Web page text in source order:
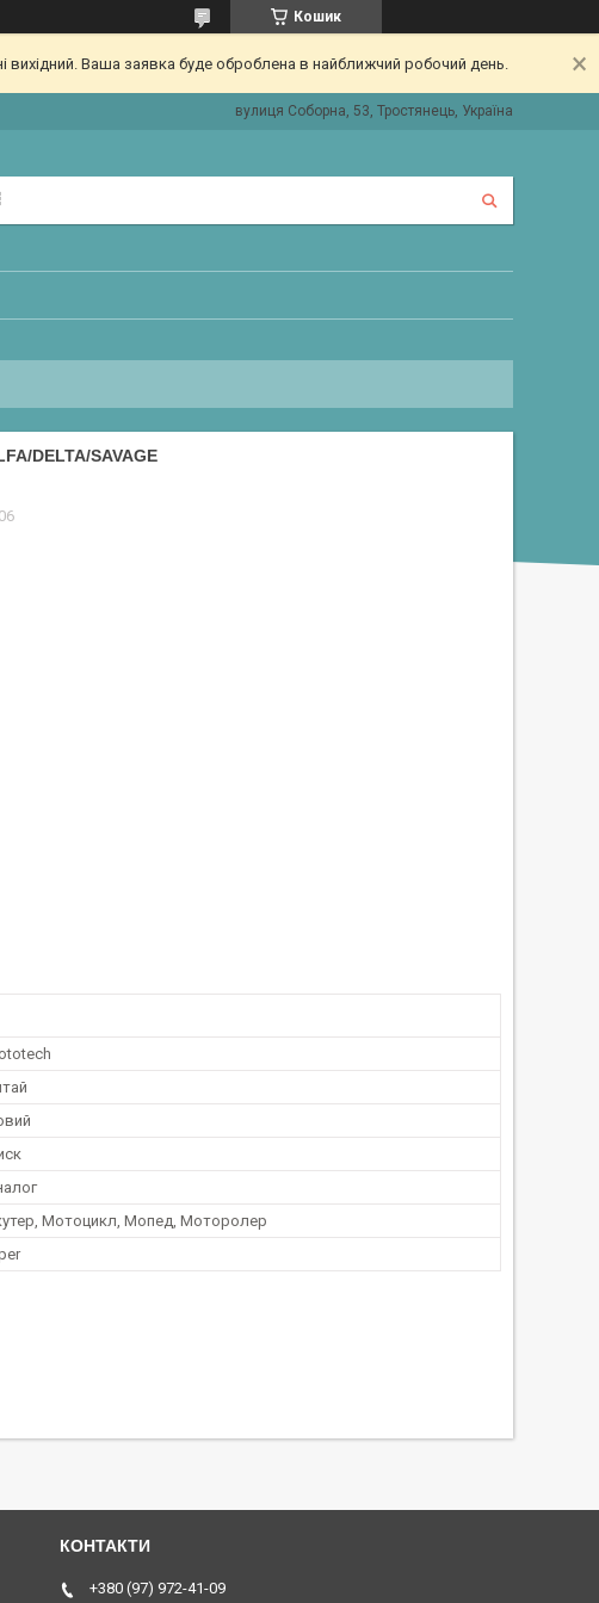
Кошик
Ваша заявка буде оброблена в найближчий робочий день.
вулиця Соборна, 53, Тростянець, Україна
DELTA/SAVAGE
Мотоцикл, Мопед, Моторолер
+380 (97) 972-41-09